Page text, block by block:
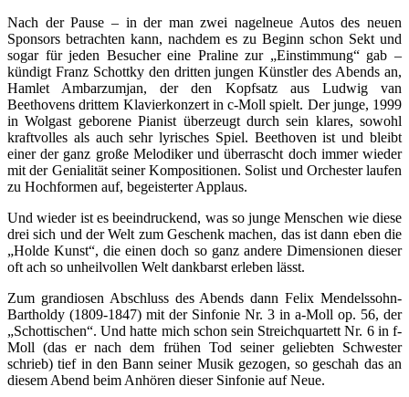
Nach der Pause – in der man zwei nagelneue Autos des neuen
Sponsors betrachten kann, nachdem es zu Beginn schon Sekt und
sogar für jeden Besucher eine Praline zur „Einstimmung“ gab –
kündigt Franz Schottky den dritten jungen Künstler des Abends an,
Hamlet Ambarzumjan, der den Kopfsatz aus Ludwig van
Beethovens drittem Klavierkonzert in c-Moll spielt. Der junge, 1999
in Wolgast geborene Pianist überzeugt durch sein klares, sowohl
kraftvolles als auch sehr lyrisches Spiel. Beethoven ist und bleibt
einer der ganz große Melodiker und überrascht doch immer wieder
mit der Genialität seiner Kompositionen. Solist und Orchester laufen
zu Hochformen auf, begeisterter Applaus.
Und wieder ist es beeindruckend, was so junge Menschen wie diese
drei sich und der Welt zum Geschenk machen, das ist dann eben die
„Holde Kunst“, die einen doch so ganz andere Dimensionen dieser
oft ach so unheilvollen Welt dankbarst erleben lässt.
Zum grandiosen Abschluss des Abends dann Felix Mendelssohn-
Bartholdy (1809-1847) mit der Sinfonie Nr. 3 in a-Moll op. 56, der
„Schottischen“. Und hatte mich schon sein Streichquartett Nr. 6 in f-
Moll (das er nach dem frühen Tod seiner geliebten Schwester
schrieb) tief in den Bann seiner Musik gezogen, so geschah das an
diesem Abend beim Anhören dieser Sinfonie auf Neue.